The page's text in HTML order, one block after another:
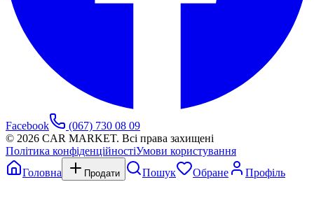
Facebook
(067) 730 08 09
© 2026 CAR MARKET. Всі права захищені
Політика конфіденційностіУмови користування
Головна
Продати Пошук Обране Профіль